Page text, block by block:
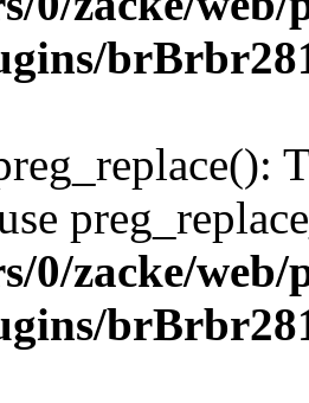
0/zacke/